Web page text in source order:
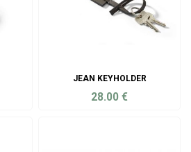
JEAN KEYHOLDER
28.00€